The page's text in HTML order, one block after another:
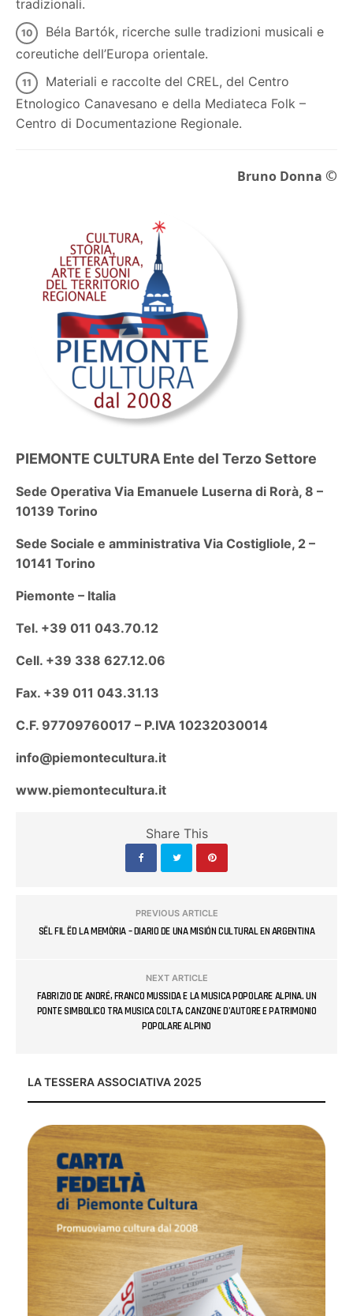
tradizionali.
Béla Bartók, ricerche sulle tradizioni musicali e
coreutiche dell’Europa orientale.
Materiali e raccolte del CREL, del Centro
Etnologico Canavesano e della Mediateca Folk –
Centro di Documentazione Regionale.
Bruno Donna ©
PIEMONTE CULTURA Ente del Terzo Settore
Sede Operativa Via Emanuele Luserna di Rorà, 8 –
10139 Torino
Sede Sociale e amministrativa Via Costigliole, 2 –
10141 Torino
Piemonte – Italia
Tel. +39 011 043.70.12
Cell. +39 338 627.12.06
Fax. +39 011 043.31.13
C.F. 97709760017 – P.IVA 10232030014
info@piemontecultura.it
www.piemontecultura.it
Share This
PREVIOUS ARTICLE
SËL FIL ËD LA MEMÒRIA – DIARIO DE UNA MISIÓN CULTURAL EN ARGENTINA
NEXT ARTICLE
FABRIZIO DE ANDRÉ, FRANCO MUSSIDA E LA MUSICA POPOLARE ALPINA. UN
PONTE SIMBOLICO TRA MUSICA COLTA, CANZONE D’AUTORE E PATRIMONIO
POPOLARE ALPINO
LA TESSERA ASSOCIATIVA 2025